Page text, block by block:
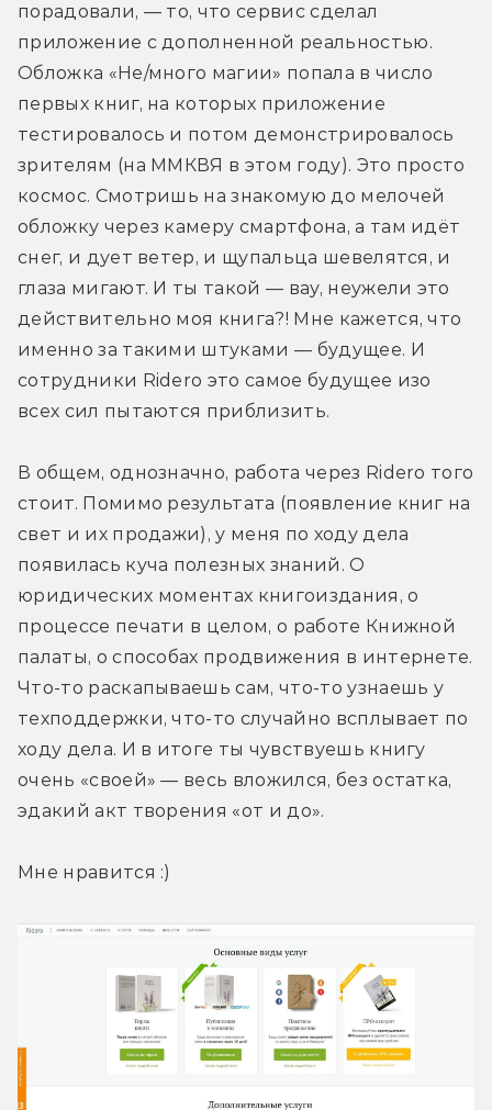
порадовали, — то, что сервис сделал
приложение с дополненной реальностью.
Обложка «Не/много магии» попала в число
первых книг, на которых приложение
тестировалось и потом демонстрировалось
зрителям (на ММКВЯ в этом году). Это просто
космос. Смотришь на знакомую до мелочей
обложку через камеру смартфона, а там идёт
снег, и дует ветер, и щупальца шевелятся, и
глаза мигают. И ты такой — вау, неужели это
действительно моя книга?! Мне кажется, что
именно за такими штуками — будущее. И
сотрудники Ridero это самое будущее изо
всех сил пытаются приблизить.
В общем, однозначно, работа через Ridero того
стоит. Помимо результата (появление книг на
свет и их продажи), у меня по ходу дела
появилась куча полезных знаний. О
юридических моментах книгоиздания, о
процессе печати в целом, о работе Книжной
палаты, о способах продвижения в интернете.
Что-то раскапываешь сам, что-то узнаешь у
техподдержки, что-то случайно всплывает по
ходу дела. И в итоге ты чувствуешь книгу
очень «своей» — весь вложился, без остатка,
эдакий акт творения «от и до».
Мне нравится :)